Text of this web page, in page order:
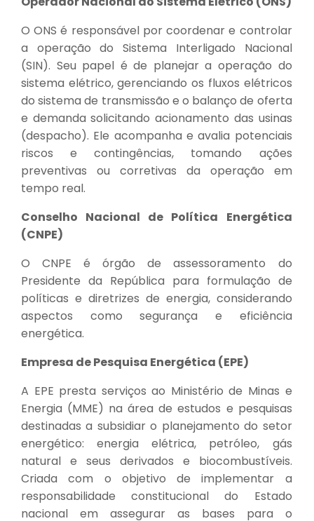
O ONS é responsável por coordenar e controlar
a operação do Sistema Interligado Nacional
(SIN). Seu papel é de planejar a operação do
sistema elétrico, gerenciando os fluxos elétricos
do sistema de transmissão e o balanço de oferta
e demanda solicitando acionamento das usinas
(despacho). Ele acompanha e avalia potenciais
riscos e contingências, tomando ações
preventivas ou corretivas da operação em
tempo real.
Conselho Nacional de Política Energética
(CNPE)
O CNPE é órgão de assessoramento do
Presidente da República para formulação de
políticas e diretrizes de energia, considerando
aspectos como segurança e eficiência
energética.
Empresa de Pesquisa Energética (EPE)
A EPE presta serviços ao Ministério de Minas e
Energia (MME) na área de estudos e pesquisas
destinadas a subsidiar o planejamento do setor
energético: energia elétrica, petróleo, gás
natural e seus derivados e biocombustíveis.
Criada com o objetivo de implementar a
responsabilidade constitucional do Estado
nacional em assegurar as bases para o